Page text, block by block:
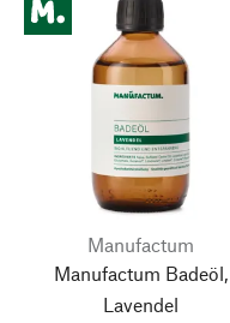
Manufactum
Manufactum Badeöl,
Lavendel